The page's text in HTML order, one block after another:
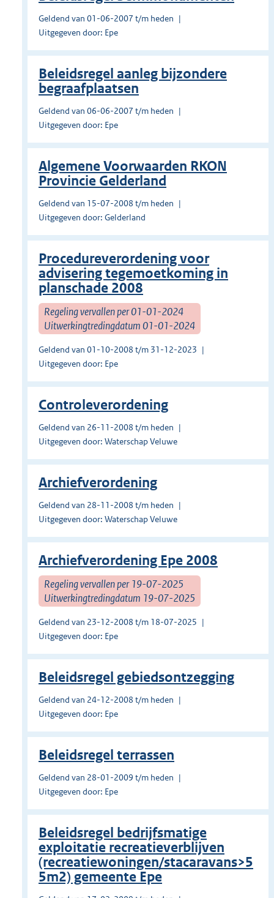
Geldend van 01-06-2007 t/m heden
Uitgegeven door: Epe
Beleidsregel aanleg bijzondere
begraafplaatsen
Geldend van 06-06-2007 t/m heden
Uitgegeven door: Epe
Algemene Voorwaarden RKON
Provincie Gelderland
Geldend van 15-07-2008 t/m heden
Uitgegeven door: Gelderland
Procedureverordening voor
advisering tegemoetkoming in
planschade 2008
Regeling vervallen per 01-01-2024
Uitwerkingtredingdatum 01-01-2024
Geldend van 01-10-2008 t/m 31-12-2023
Uitgegeven door: Epe
Controleverordening
Geldend van 26-11-2008 t/m heden
Uitgegeven door: Waterschap Veluwe
Archiefverordening
Geldend van 28-11-2008 t/m heden
Uitgegeven door: Waterschap Veluwe
Archiefverordening Epe 2008
Regeling vervallen per 19-07-2025
Uitwerkingtredingdatum 19-07-2025
Geldend van 23-12-2008 t/m 18-07-2025
Uitgegeven door: Epe
Beleidsregel gebiedsontzegging
Geldend van 24-12-2008 t/m heden
Uitgegeven door: Epe
Beleidsregel terrassen
Geldend van 28-01-2009 t/m heden
Uitgegeven door: Epe
Beleidsregel bedrijfsmatige
exploitatie recreatieverblijven
(recreatiewoningen/stacaravans>5
5m2) gemeente Epe